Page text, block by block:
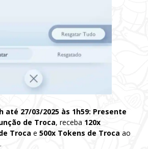
até 27/03/2025 às 1h59: Presente
de Troca, receba 120x
Troca e 500x Tokens de Troca ao